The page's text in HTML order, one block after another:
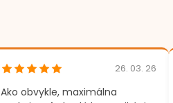
26. 03. 26
Ako obvykle, maximálna